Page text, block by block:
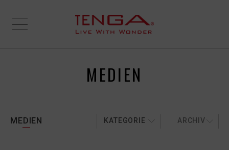
MEDIEN
MEDIEN KATEGORIE ARCHIV